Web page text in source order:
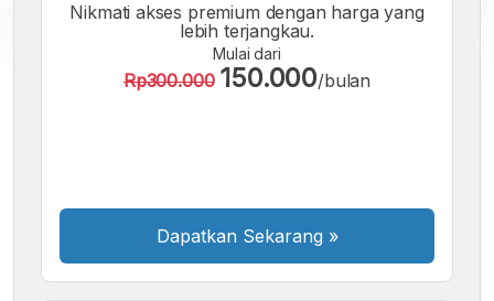
A A A
Nikmati akses premium dengan harga yang
lebih terjangkau.
Mulai dari
Rp300.000 150.000/bulan
Dapatkan Sekarang »